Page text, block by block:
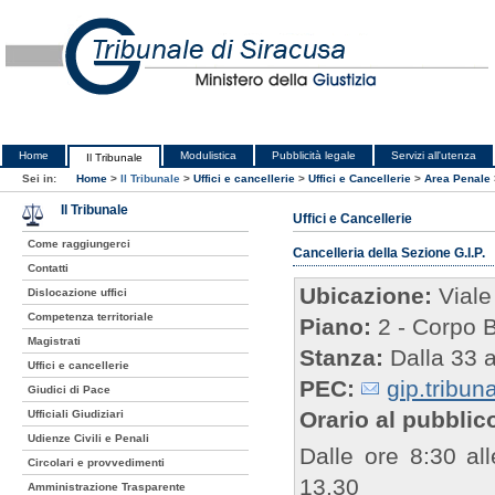
Home Il Tribunale Modulistica Pubblicità legale
Servizi all'utenza
Sei in:
Home > Il Tribunale > Uffici e cancellerie > Uffici e Cancellerie > Area Penale
Uffici e Cancellerie
Cancelleria della Sezione G.I.P.
Ubicazione:
Piano: 2 - Corpo
Stanza: Dalla 33
PEC:
Orario al
Dalle ore 8:30
13.30
Il Tribunale
Come raggiungerci
Contatti
Dislocazione uffici
Competenza territoriale
Magistrati
Uffici e cancellerie
Giudici di Pace
Ufficiali Giudiziari
Udienze Civili e Penali
Circolari e provvedimenti
Amministrazione Trasparente